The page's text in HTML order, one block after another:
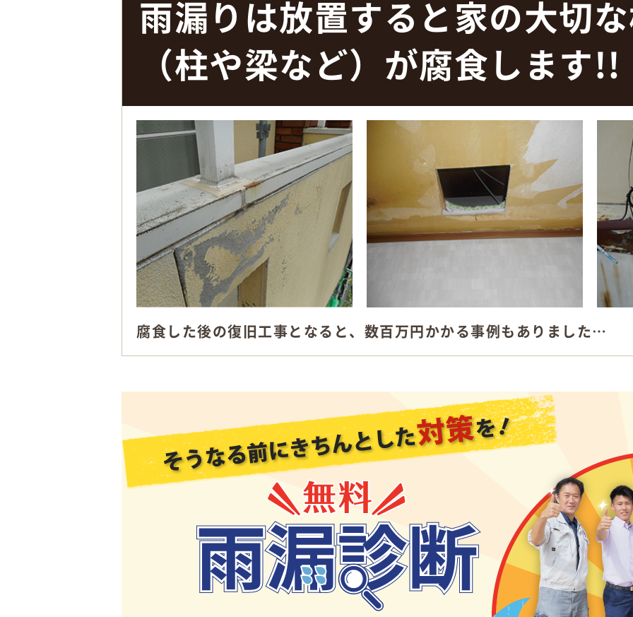
雨漏りは放置すると家の大切
（柱や梁など）が腐食します!!
腐食した後の復旧工事となると、数百万円かかる事例もありました…